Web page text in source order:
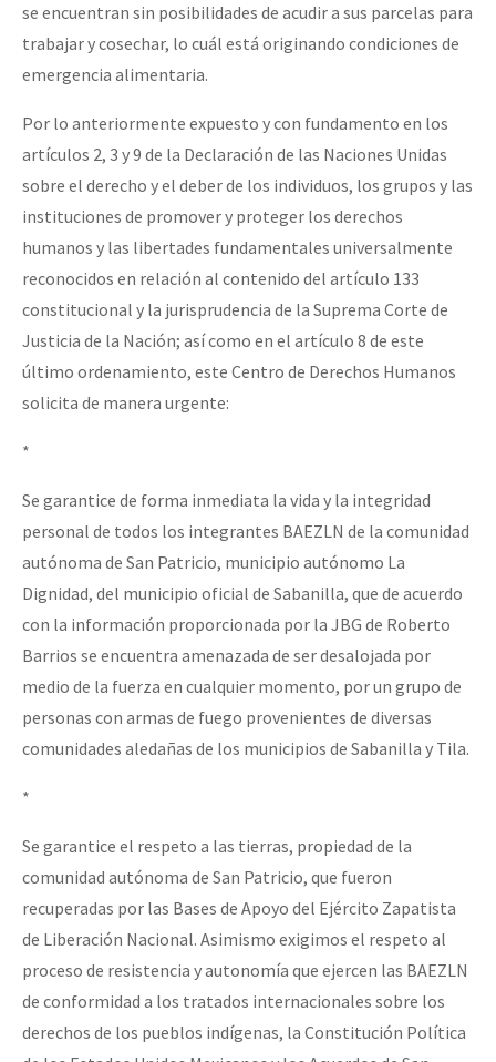
se encuentran sin posibilidades de acudir a sus parcelas para
trabajar y cosechar, lo cuál está originando condiciones de
emergencia alimentaria.
Por lo anteriormente expuesto y con fundamento en los
artículos 2, 3 y 9 de la Declaración de las Naciones Unidas
sobre el derecho y el deber de los individuos, los grupos y las
instituciones de promover y proteger los derechos
humanos y las libertades fundamentales universalmente
reconocidos en relación al contenido del artículo 133
constitucional y la jurisprudencia de la Suprema Corte de
Justicia de la Nación; así como en el artículo 8 de este
último ordenamiento, este Centro de Derechos Humanos
solicita de manera urgente:
*
Se garantice de forma inmediata la vida y la integridad
personal de todos los integrantes BAEZLN de la comunidad
autónoma de San Patricio, municipio autónomo La
Dignidad, del municipio oficial de Sabanilla, que de acuerdo
con la información proporcionada por la JBG de Roberto
Barrios se encuentra amenazada de ser desalojada por
medio de la fuerza en cualquier momento, por un grupo de
personas con armas de fuego provenientes de diversas
comunidades aledañas de los municipios de Sabanilla y Tila.
*
Se garantice el respeto a las tierras, propiedad de la
comunidad autónoma de San Patricio, que fueron
recuperadas por las Bases de Apoyo del Ejército Zapatista
de Liberación Nacional. Asimismo exigimos el respeto al
proceso de resistencia y autonomía que ejercen las BAEZLN
de conformidad a los tratados internacionales sobre los
derechos de los pueblos indígenas, la Constitución Política